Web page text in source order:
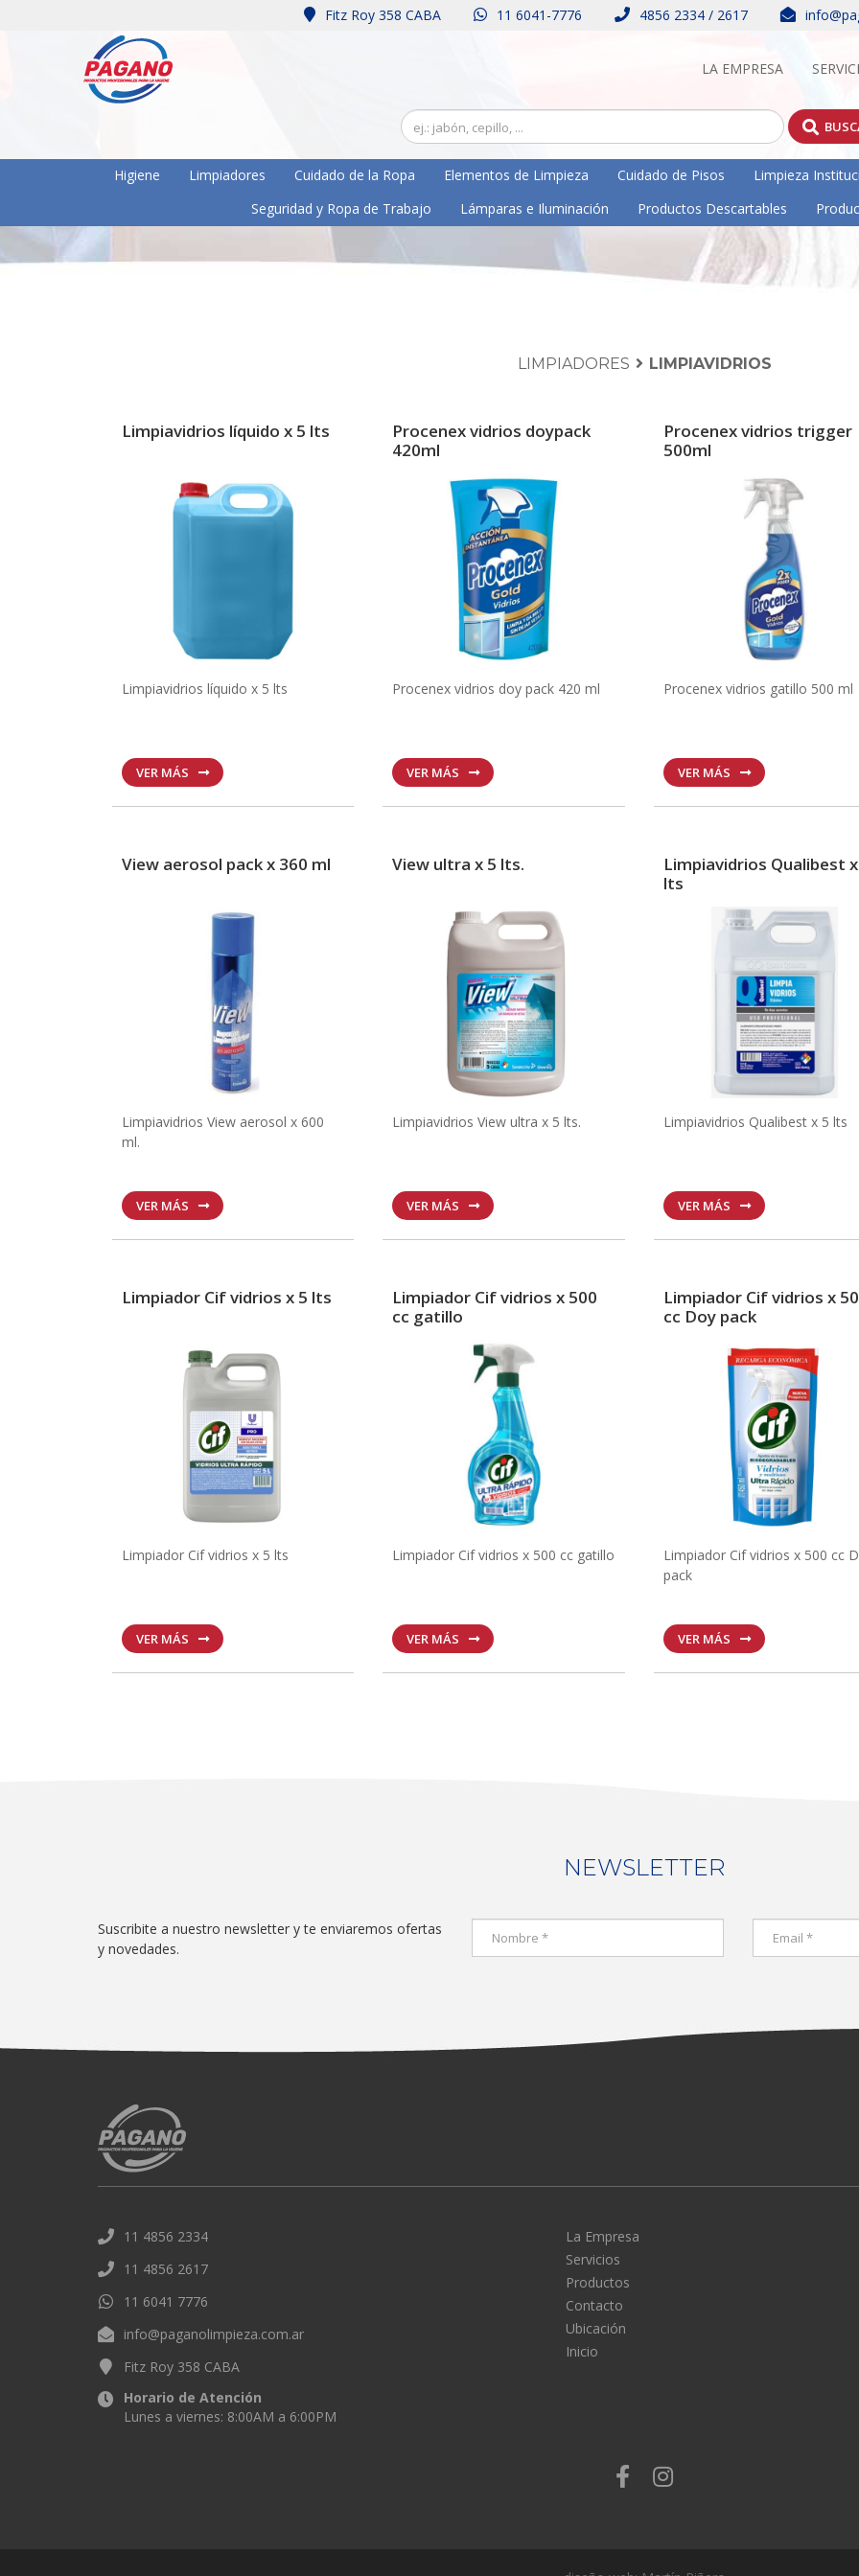
Fitz Roy 358 CABA 11 6041-7776 4856 2334 / 2617
LA EMPRESA
Higiene Limpiadores Cuidado de la Ropa Elementos de Limpieza Cuidado de Pisos
Limpieza
Seguridad y Ropa de Trabajo
Lámparas e Iluminación Productos Descartables
LIMPIADORES LIMPIAVIDRIOS
Limpiavidrios líquido x 5 lts
Limpiavidrios líquido x 5 lts
VER MÁS
Procenex vidrios doypack
420ml
Procenex vidrios doy pack 420 ml
VER MÁS
Procenex vidrios trigger
500ml
Procenex vidrios gatillo 500 ml
VER MÁS
View aerosol pack x 360 ml
Limpiavidrios View aerosol x 600
ml.
VER MÁS
View ultra x 5 lts.
Limpiavidrios View ultra x 5 lts.
VER MÁS
Limpiavidrios Qualibest
lts
Limpiavidrios Qualibest x 5 lts
VER MÁS
Limpiador Cif vidrios x 5 lts
Limpiador Cif vidrios x 5 lts
VER MÁS
Limpiador Cif vidrios x 500
cc gatillo
Limpiador Cif vidrios x 500 cc gatillo
VER MÁS
Limpiador Cif vidrios x
cc Doy pack
Limpiador Cif vidrios x 500 cc
pack
VER MÁS
NEWSLETTER
Suscribite a nuestro newsletter y te enviaremos ofertas
y novedades.
11 4856 2334
11 4856 2617
11 6041 7776
info@paganolimpieza.com.ar
Fitz Roy 358 CABA
Horario de Atención
Lunes a viernes: 8:00AM a 6:00PM
La Empresa
Servicios
Productos
Contacto
Ubicación
Inicio